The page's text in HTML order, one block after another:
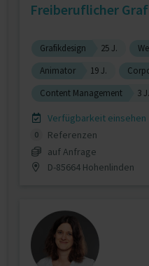
Freiberuflicher
Grafikdesign 25 J.
Animator
19 J.
Content Management
3 J.
Verfügbarkeit einsehen
0
Referenzen
auf Anfrage
D-85664 Hohenlinden